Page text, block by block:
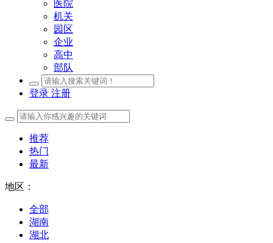
医院
机关
园区
企业
高中
部队
登录 注册
推荐
热门
最新
地区：
全部
湖南
湖北